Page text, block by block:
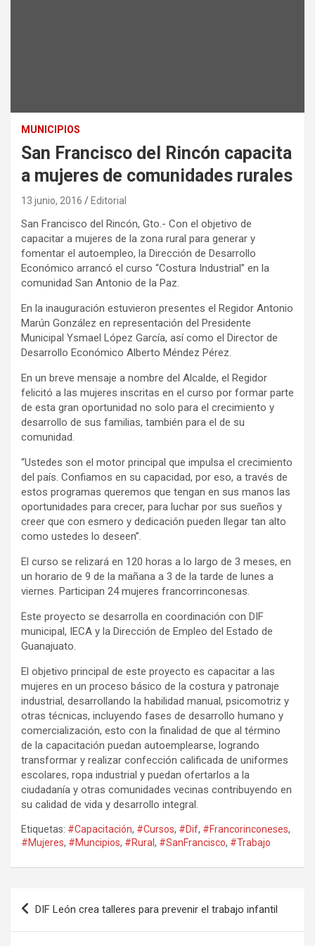
MUNICIPIOS
San Francisco del Rincón capacita
a mujeres de comunidades rurales
13 junio, 2016 Editorial
San Francisco del Rincón, Gto.- Con el objetivo de
capacitar a mujeres de la zona rural para generar y
fomentar el autoempleo, la Dirección de Desarrollo
Económico arrancó el curso “Costura Industrial” en la
comunidad San Antonio de la Paz.
En la inauguración estuvieron presentes el Regidor Antonio
Marún González en representación del Presidente
Municipal Ysmael López García, así como el Director de
Desarrollo Económico Alberto Méndez Pérez.
En un breve mensaje a nombre del Alcalde, el Regidor
felicitó a las mujeres inscritas en el curso por formar parte
de esta gran oportunidad no solo para el crecimiento y
desarrollo de sus familias, también para el de su
comunidad.
“Ustedes son el motor principal que impulsa el crecimiento
del país. Confiamos en su capacidad, por eso, a través de
estos programas queremos que tengan en sus manos las
oportunidades para crecer, para luchar por sus sueños y
creer que con esmero y dedicación pueden llegar tan alto
como ustedes lo deseen”.
El curso se relizará en 120 horas a lo largo de 3 meses, en
un horario de 9 de la mañana a 3 de la tarde de lunes a
viernes. Participan 24 mujeres francorrinconesas.
Este proyecto se desarrolla en coordinación con DIF
municipal, IECA y la Dirección de Empleo del Estado de
Guanajuato.
El objetivo principal de este proyecto es capacitar a las
mujeres en un proceso básico de la costura y patronaje
industrial, desarrollando la habilidad manual, psicomotriz y
otras técnicas, incluyendo fases de desarrollo humano y
comercialización, esto con la finalidad de que al término
de la capacitación puedan autoemplearse, logrando
transformar y realizar confección calificada de uniformes
escolares, ropa industrial y puedan ofertarlos a la
ciudadanía y otras comunidades vecinas contribuyendo en
su calidad de vida y desarrollo integral.
Etiquetas: #Capacitación, #Cursos, #Dif, #Francorinconeses,
#Mujeres, #Muncipios, #Rural , #SanFrancisco, #Trabajo
Navegación
DIF León crea talleres para prevenir el trabajo infantil